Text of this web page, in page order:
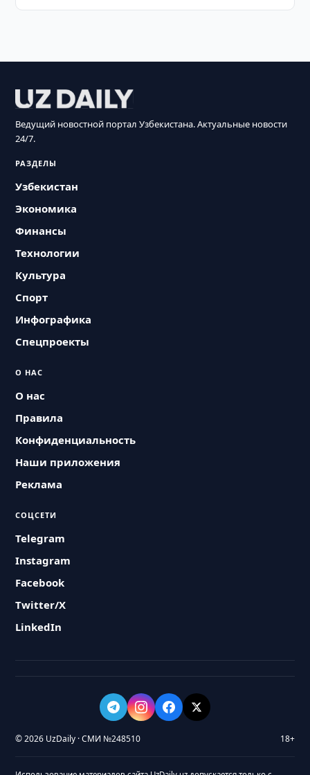
Ведущий новостной портал Узбекистана. Актуальные новости
24/7.
РАЗДЕЛЫ
Узбекистан
Экономика
Финансы
Технологии
Культура
Спорт
Инфографика
Спецпроекты
О НАС
О нас
Правила
Конфиденциальность
Наши приложения
Реклама
СОЦСЕТИ
Telegram
Instagram
Facebook
Twitter/X
LinkedIn
© 2026 UzDaily · СМИ №248510 18+